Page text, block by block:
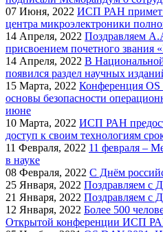
07 Июня, 2022 ИСП РАН примет
центра микроэлектроники
14 Апреля, 2022 Поздравляем
присвоением почетного звания
14 Апреля, 2022 В
появился раздел научных
15 Марта, 2022 Конференция OS
основы безопасности
июне
10 Марта, 2022 ИСП РАН
доступ к своим технологиям
11 Февраля, 2022 11 февраля –
в науке
08 Февраля, 2022 С Днём
25 Января, 2022 Поздравляем с
21 Января, 2022 Поздравляем с
12 Января, 2022 Более 500
Открытой конференции ИСП